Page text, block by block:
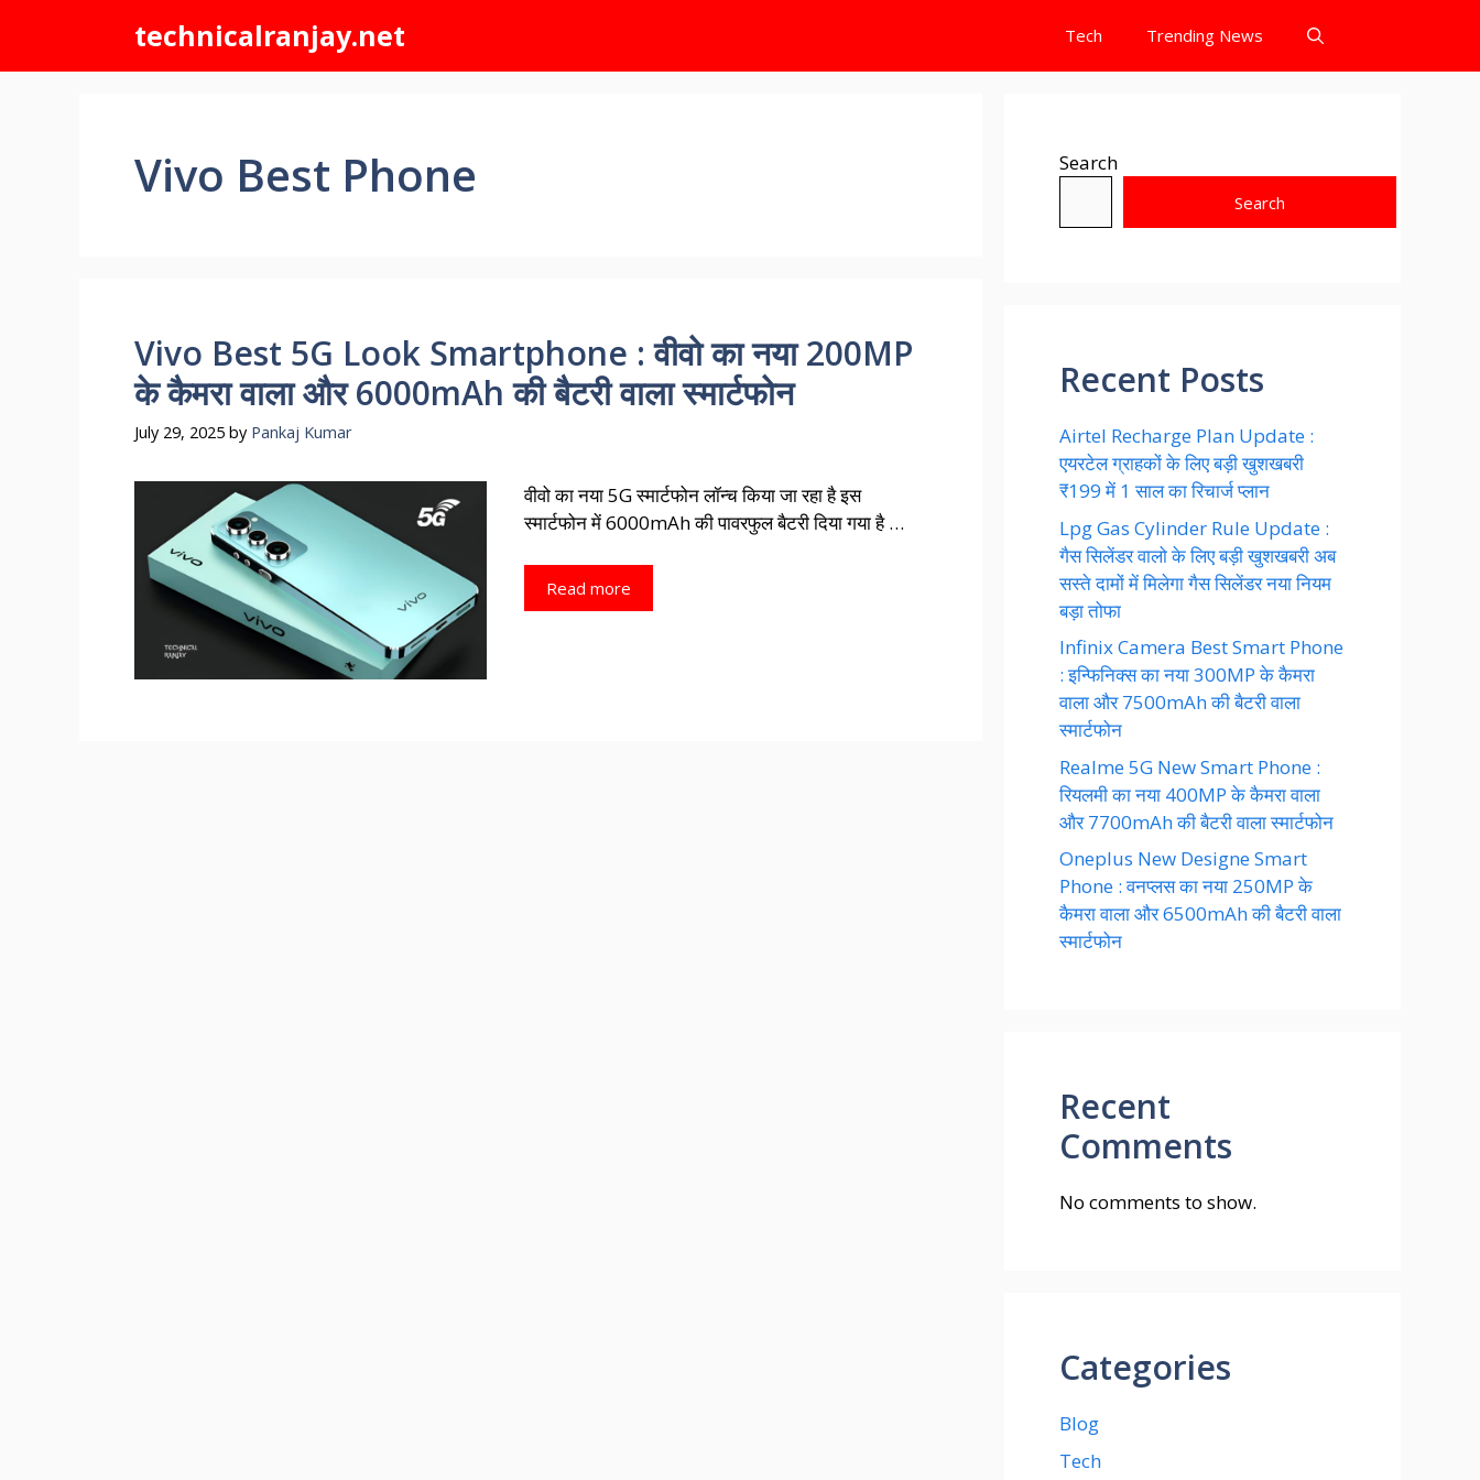
content
technicalranjay.net Tech Trending News
Vivo Best Phone
Vivo Best 5G Look Smartphone : वीवो का नया 200MP
के कैमरा वाला और 6000mAh की बैटरी वाला स्मार्टफोन
July 29, 2025 by Pankaj Kumar
वीवो का नया 5G स्मार्टफोन लॉन्च किया जा रहा है इस
स्मार्टफोन में 6000mAh की पावरफुल बैटरी दिया गया है …
Read more
Search
Search
Recent Posts
Airtel Recharge Plan Update :
एयरटेल ग्राहकों के लिए बड़ी खुशखबरी
₹199 में 1 साल का रिचार्ज प्लान
Lpg Gas Cylinder Rule Update :
गैस सिलेंडर वालो के लिए बड़ी खुशखबरी अब
सस्ते दामों में मिलेगा गैस सिलेंडर नया नियम
बड़ा तोफा
Infinix Camera Best Smart Phone
: इन्फिनिक्स का नया 300MP के कैमरा
वाला और 7500mAh की बैटरी वाला
स्मार्टफोन
Realme 5G New Smart Phone :
रियलमी का नया 400MP के कैमरा वाला
और 7700mAh की बैटरी वाला स्मार्टफोन
Oneplus New Designe Smart
Phone : वनप्लस का नया 250MP के
कैमरा वाला और 6500mAh की बैटरी वाला
स्मार्टफोन
Recent
Comments
No comments to show.
Categories
Blog
Tech